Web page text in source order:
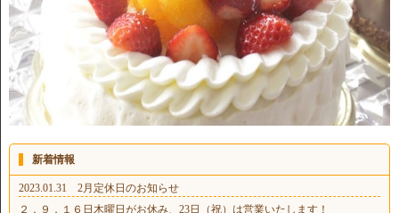
新着情報
2023.01.31 2月定休日のお知らせ
２．９．１６日木曜日がお休み、23日（祝）は営業いたします！